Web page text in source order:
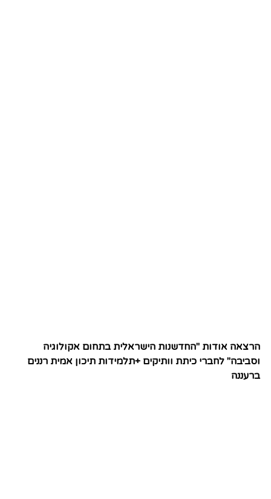
הרצאה אודות "החדשנות הישראלית בתחום אקולוגיה
וסביבה" לחברי כיתת וותיקים +תלמידות תיכון אמית רננים
ברעננה